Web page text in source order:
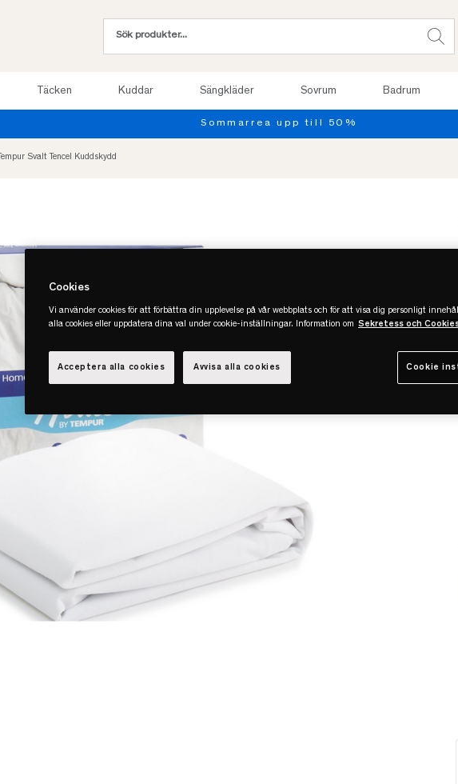
Täcken Kuddar Sängkläder Sovrum Badrum
Tempur Svalt Tencel Kuddskydd
Cookies
Vi använder cookies för att förbättra din upplevelse på vår webbplats och för att visa dig personligt
alla cookies eller uppdatera dina val under cookie-inställningar. Information om Sekretess och
Cookie
Avvisa alla cookies
Acceptera alla cookies